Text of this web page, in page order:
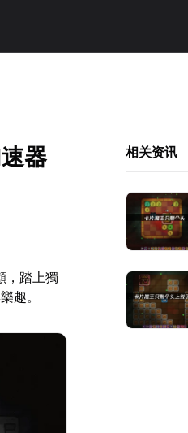
器
，踏上獨
趣。
相关资讯